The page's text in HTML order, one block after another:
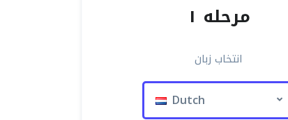
مرحله ۱
انتخاب زبان
Dutch